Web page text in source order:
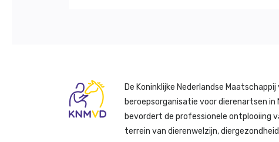
De Koninklijke Nederlandse
beroepsorganisatie voor dierenartsen in
bevordert de professionele ontplooiing
terrein van dierenwelzijn,